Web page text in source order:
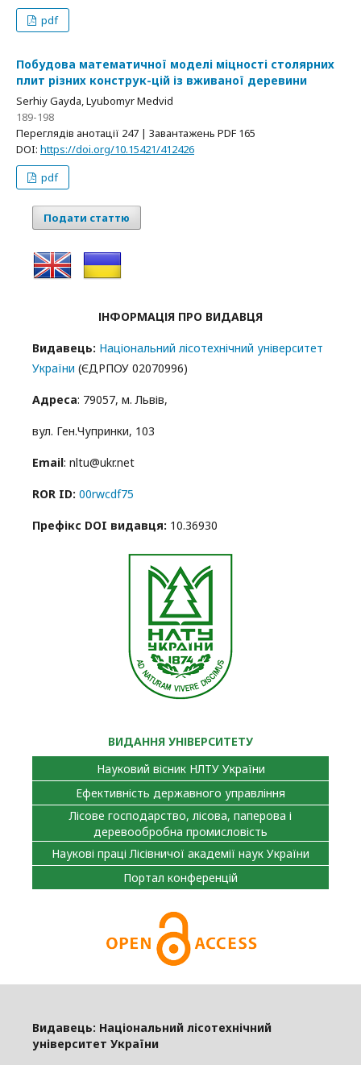
pdf
Побудова математичної моделі міцності столярних
плит різних конструк-цій із вживаної деревини
Serhiy Gayda, Lyubomyr Medvid
189-198
Переглядів анотації 247 | Завантажень PDF 165
DOI: https://doi.org/10.15421/412426
pdf
Подати статтю
ІНФОРМАЦІЯ ПРО ВИДАВЦЯ
Видавець: Національний лісотехнічний університет
України (ЄДРПОУ 02070996)
Адреса: 79057, м. Львів,
вул. Ген.Чупринки, 103
Email: nltu@ukr.net
ROR ID: 00rwcdf75
Префікс DOI видавця: 10.36930
ВИДАННЯ УНІВЕРСИТЕТУ
Науковий вісник НЛТУ України
Ефективність державного управління
Лісове господарство, лісова, паперова і
деревообробна промисловість
Наукові праці Лісівничої академії наук України
Портал конференцій
Видавець: Національний лісотехнічний
університет України